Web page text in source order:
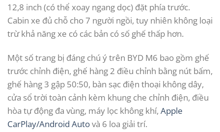
12,8 inch (có thể xoay ngang dọc) đặt phía trước.
Cabin xe đủ chỗ cho 7 người ngồi, tuy nhiên không loại
trừ khả năng xe có các bản có số ghế thấp hơn.
Một số trang bị đáng chú ý trên BYD M6 bao gồm ghế
trước chỉnh điện, ghế hàng 2 điều chỉnh bằng nút bấm,
ghế hàng 3 gập 50:50, bàn sạc điện thoại không dây,
cửa sổ trời toàn cảnh kèm khung che chỉnh điện, điều
hòa tự động đa vùng, máy lọc không khí, Apple
CarPlay/Android Autovà 6 loa giải trí.